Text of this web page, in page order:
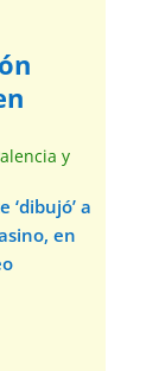
y
‘dibujó’ a
en